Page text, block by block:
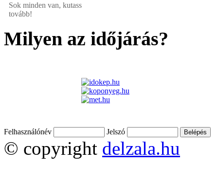
Sok minden van, kutass
tovább!
Milyen az időjárás?
Felhasználónév Jelszó
© copyright delzala.hu